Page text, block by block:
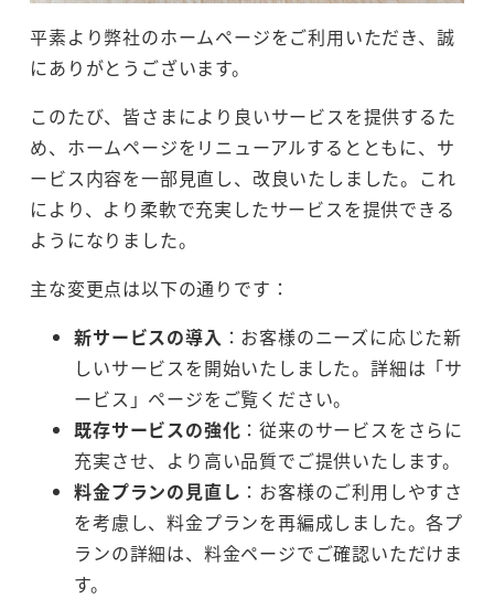
平素より弊社のホームページをご利用いただき、誠
にありがとうございます。
このたび、皆さまにより良いサービスを提供するた
め、ホームページをリニューアルするとともに、サ
ービス内容を一部見直し、改良いたしました。これ
により、より柔軟で充実したサービスを提供できる
ようになりました。
主な変更点は以下の通りです：
新サービスの導入 ：お客様のニーズに応じた新
しいサービスを開始いたしました。詳細は「サ
ービス」ページをご覧ください。
既存サービスの強化 ：従来のサービスをさらに
充実させ、より高い品質でご提供いたします。
料金プランの見直し ：お客様のご利用しやすさ
を考慮し、料金プランを再編成しました。各プ
ランの詳細は、料金ページでご確認いただけま
す。